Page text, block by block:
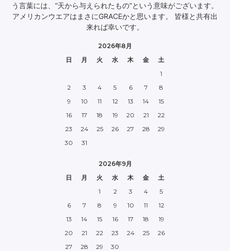
う言葉には、“天から与えられたもの”という意味がございます。
アメリカンウエアはまさにGRACEかと思います。 皆様と共有出
来れば幸いです。
2026年8月
日
月 火 水 木 金
土
1
2
3 4 5 6 7
8
9
10 11 12 13 14
15
16
17 18 19 20 21
22
23
24 25 26 27 28
29
30
31
2026年9月
日
月 火 水 木 金
土
1
2 3 4
5
6
7 8 9 10 11
12
13
14 15 16 17 18
19
20
21 22 23 24 25
26
27
28 29 30